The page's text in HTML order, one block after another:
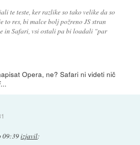
te teste, ker razlike so tako velike da so
to res, bi malce bolj požreno JS stran
in Safari, vsi ostali pa bi loadali "par
Opera, ne? Safari ni videti nič
09:39izjavil: